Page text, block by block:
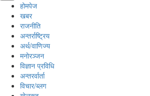
होमपेज
खबर
राजनीति
अन्तर्राष्ट्रिय
अर्थ/वाणिज्य
मनाेरञ्जन
विज्ञान प्रविधि
अन्तरर्वार्ता
विचार/ब्लग